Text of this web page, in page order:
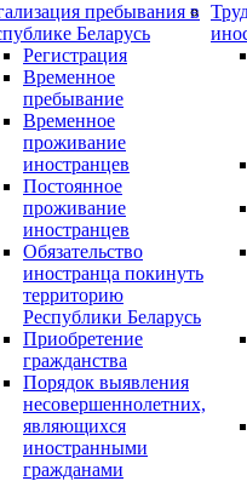
пребывания в
Беларусь
Регистрация
Временное
пребывание
Временное
проживание
иностранцев
Постоянное
проживание
иностранцев
Обязательство
иностранца покинуть
территорию
Республики Беларусь
Приобретение
гражданства
Порядок выявления
несовершеннолетних,
являющихся
иностранными
гражданами